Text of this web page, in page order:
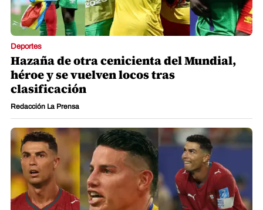
Deportes
Hazaña de otra cenicienta del Mundial,